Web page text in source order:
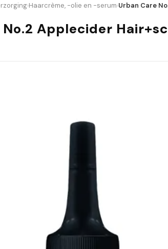
›Haarcrème, -olie en -serum›Urban Care
No.2 Applecider